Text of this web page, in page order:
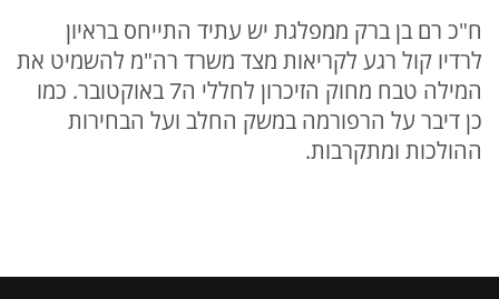
ח"כ רם בן ברק ממפלגת יש עתיד התייחס בראיון
לרדיו קול רגע לקריאות מצד משרד רה"מ להשמיט את
המילה טבח מחוק הזיכרון לחללי ה7 באוקטובר. כמו
כן דיבר על הרפורמה במשק החלב ועל הבחירות
ההולכות ומתקרבות.